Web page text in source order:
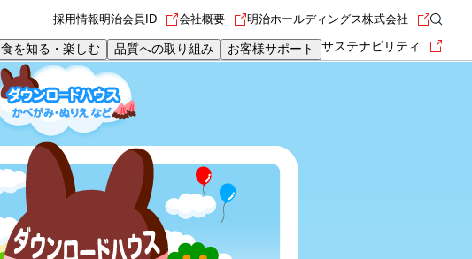
食を知る・楽しむ 品質への取り組み お客様サポート サステナビリティ
採用情報明治会員ID 会社概要 明治ホールディングス株式会社